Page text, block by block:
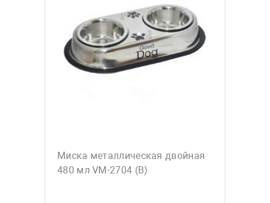
Миска металлическая двойная
480 мл VM-2704 (В)